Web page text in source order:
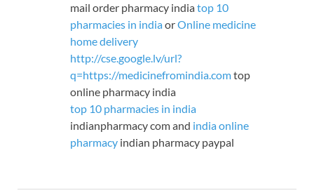
mail order pharmacy indiatop 10
pharmacies in indiaorOnline medicine
home delivery
http://cse.google.lv/url?
q=https://medicinefromindia.comtop
online pharmacy india
top 10 pharmacies in india
indianpharmacy com and india online
pharmacy indian pharmacy paypal